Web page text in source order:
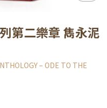
第二樂章 雋永泥
– ODE TO THE